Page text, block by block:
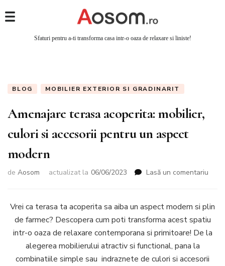
Sfaturi pentru a-ti transforma casa intr-o oaza de relaxare si liniste!
BLOG MOBILIER EXTERIOR SI GRADINARIT
Amenajare terasa acoperita: mobilier,
culori si accesorii pentru un aspect
modern
de Aosom actualizat la 06/06/2023 Lasă un comentariu
culori
si
Vrei ca terasa ta acoperita sa aiba un aspect modern si plin
de farmec? Descopera cum poti transforma acest spatiu
intr-o oaza de relaxare contemporana si primitoare! De la
alegerea mobilierului atractiv si functional, pana la
combinatiile simple sau indraznete de culori si accesorii